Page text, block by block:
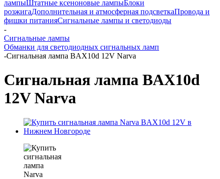
лампыШтатные ксеноновые лампыБлоки
розжигаДополнительная и атмосферная подсветкаПровода и
фишки питанияCигнальные лампы и светодиоды
-
Сигнальные лампы
Обманки для светодиодных сигнальных ламп
-Сигнальная лампа BAX10d 12V Narva
Сигнальная лампа BAX10d
12V Narva